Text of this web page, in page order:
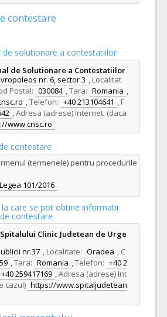
contestare
de solutionare a contestatiilor
de Solutionare a Contestatiilor
nr. 6, sector 3 , Localitat
Postal: 030084 ,Tara: Romania ,
,Telefon: +40 213104641 , F
,Adresa (adrese) Internet: (daca
www.cnsc.ro .
contestare
(termenele) pentru procedurile
101/2016
la care se pot obtine informatii
contestare
Clinic Judetean de Urge
nr.37 , Localitate: Oradea , C
,Tara: Romania ,Telefon: +40 2
+40 259417169 ,Adresa (adrese) Int
cazul) https://www.spitaljudetean